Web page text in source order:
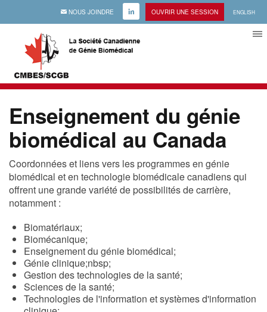
EMAIL NOUS JOINDRE LINKEDIN OUVRIR UNE SESSION ENGLISH
Enseignement du génie
biomédical au Canada
Coordonnées et liens vers les programmes en génie
biomédical et en technologie biomédicale canadiens qui
offrent une grande variété de possibilités de carrière,
notamment :
Biomatériaux;
Biomécanique;
Enseignement du génie biomédical;
Génie clinique;nbsp;
Gestion des technologies de la santé;
Sciences de la santé;
Technologies de l'information et systèmes d'information